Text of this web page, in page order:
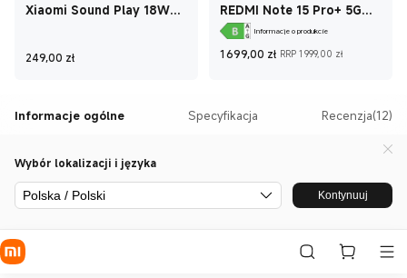
Xiaomi Sound Play 18W
249,00 zł
REDMI Note 15 Pro+ 5G
Black 8 GB + 256 GB
Informacje o produkcie
1 699,00 zł Current Price zł1
RRP 1 999,00 złCena
Informacje ogólne Specyfikacja Recenzja(12)